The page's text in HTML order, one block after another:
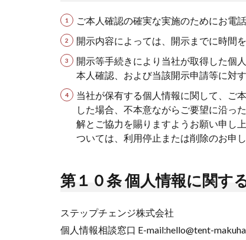
ご本人確認の確実な実施のためにお電
開示内容によっては、開示までに時間
開示等手続きにより当社が取得した個
本人確認、および当該開示申請等に対
当社が保有する個人情報に関して、ご
した場合、不本意ながらご要望に沿っ
解とご協力を賜りますようお願い申し
ついては、利用停止または削除のお申
第１０条 個人情報に関す
ステップチェンジ株式会社
個人情報相談窓口 E-mail:hello@tent-